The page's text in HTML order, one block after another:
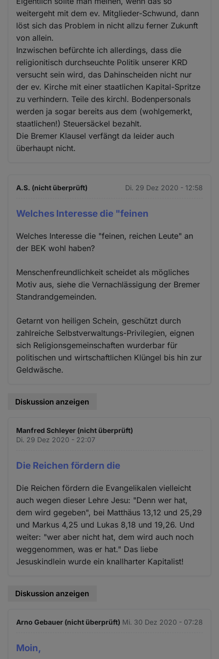
weitergeht mit dem ev. Mitglieder-Schwund, dann
löst sich das Problem in nicht allzu ferner Zukunft
von allein.
Inzwischen befürchte ich allerdings, dass die
religionitisch durchseuchte Politik unserer KRD
versucht sein wird, das Dahinscheiden nicht nur
der ev. Kirche mit einer staatlichen Kapital-Spritze
zu verhindern. Teile des kirchl. Bodenpersonals
werden ja sogar bereits aus dem (wohlgemerkt,
staatlichen!) Steuersäckel bezahlt.
Die Bremer Klausel verfängt da leider auch
überhaupt nicht.
A.S. (nicht überprüft) Di. 29 Dez 2020 - 12:58
Welches Interesse die "feinen
Welches Interesse die "feinen, reichen Leute" an
der BEK wohl haben?
Menschenfreundlichkeit scheidet als mögliches
Motiv aus, siehe die Vernachlässigung der Bremer
Standrandgemeinden.
Getarnt von heiligen Schein, geschützt durch
zahlreiche Selbstverwaltungs-Privilegien, eignen
sich Religionsgemeinschaften wurderbar für
politischen und wirtschaftlichen Klüngel bis hin zur
Geldwäsche.
Diskussion anzeigen
Manfred Schleyer (nicht überprüft)
Di. 29 Dez 2020 - 22:07
Die Reichen fördern die
Die Reichen fördern die Evangelikalen vielleicht
auch wegen dieser Lehre Jesu: "Denn wer hat,
dem wird gegeben", bei Matthäus 13,12 und 25,29
und Markus 4,25 und Lukas 8,18 und 19,26. Und
weiter: "wer aber nicht hat, dem wird auch noch
weggenommen, was er hat." Das liebe
Jesuskindlein wurde ein knallharter Kapitalist!
Diskussion anzeigen
Arno Gebauer (nicht überprüft) Mi. 30 Dez 2020 - 07:28
Moin,